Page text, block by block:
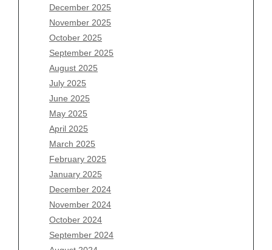
December 2025
November 2025
October 2025
September 2025
August 2025
July 2025
June 2025
May 2025
April 2025
March 2025
February 2025
January 2025
December 2024
November 2024
October 2024
September 2024
Archives
August 2026
July 2026
June 2026
May 2026
April 2026
March 2026
February 2026
January 2026
December 2025
November 2025
October 2025
September 2025
August 2025
July 2025
June 2025